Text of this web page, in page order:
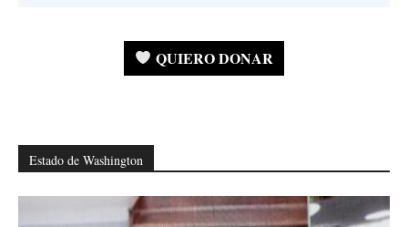
QUIERO DONAR
Estado de Washington